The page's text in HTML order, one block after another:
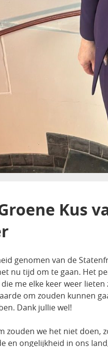
Kus
genomen van de
nu tijd om te gaan. Het
me elke keer weer
om zouden kunnen
Dank jullie wel!
zouden we het niet
en ongelijkheid in ons